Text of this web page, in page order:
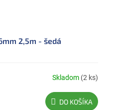
2,5m - šedá
Skladom (2 ks)
DO KOŠÍKA